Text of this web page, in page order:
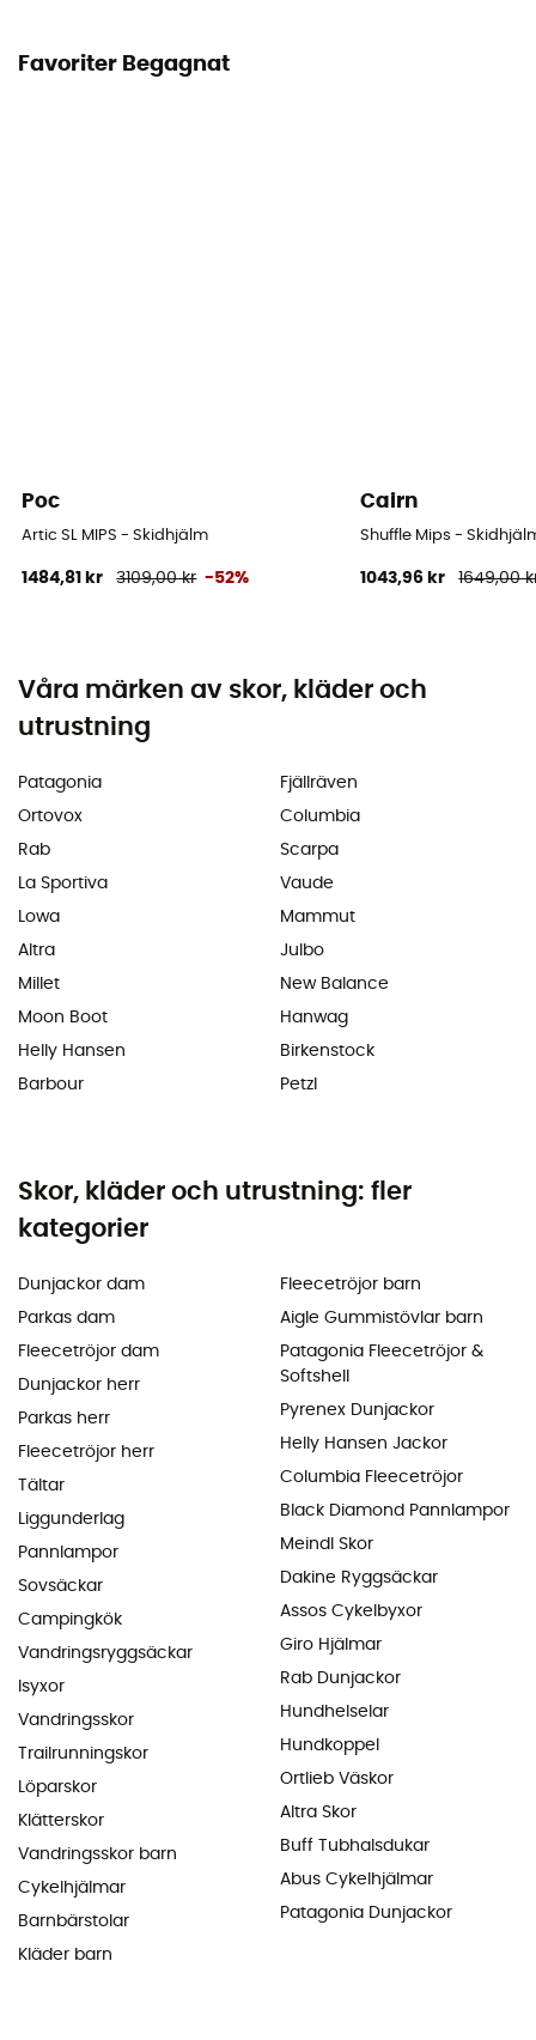
Favoriter Begagnat
Poc
Artic SL MIPS - Skidhjälm
1484,81 kr 3109,00 kr -52%
Cairn
Shuffle Mips -
1043,96 kr 1649,00
Våra märken av skor, kläder och
utrustning
Patagonia
Ortovox
Rab
La Sportiva
Lowa
Altra
Millet
Moon Boot
Helly Hansen
Barbour
Fjällräven
Columbia
Scarpa
Vaude
Mammut
Julbo
New Balance
Hanwag
Birkenstock
Petzl
Skor, kläder och utrustning: fler
kategorier
Dunjackor dam
Parkas dam
Fleecetröjor dam
Dunjackor herr
Parkas herr
Fleecetröjor herr
Tältar
Liggunderlag
Pannlampor
Sovsäckar
Campingkök
Vandringsryggsäckar
Isyxor
Vandringsskor
Trailrunningskor
Löparskor
Klätterskor
Vandringsskor barn
Cykelhjälmar
Barnbärstolar
Kläder barn
Fleecetröjor barn
Aigle Gummistövlar barn
Patagonia Fleecetröjor &
Softshell
Pyrenex Dunjackor
Helly Hansen Jackor
Columbia Fleecetröjor
Black Diamond Pannlampor
Meindl Skor
Dakine Ryggsäckar
Assos Cykelbyxor
Giro Hjälmar
Rab Dunjackor
Hundhelselar
Hundkoppel
Ortlieb Väskor
Altra Skor
Buff Tubhalsdukar
Abus Cykelhjälmar
Patagonia Dunjackor